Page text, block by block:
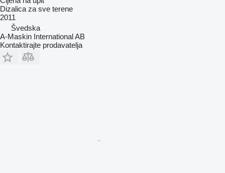
Dizalica za sve terene
2011
Švedska
A-Maskin International AB
Kontaktirajte prodavatelja